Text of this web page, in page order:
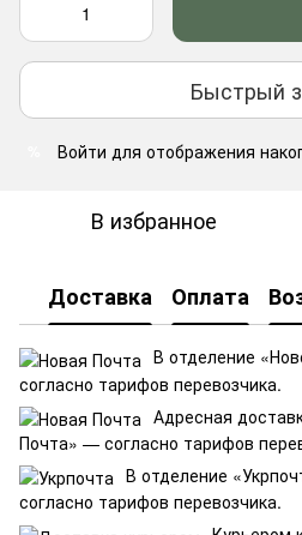
Быстрый
Войти для отображения
В избранное
Доставка Оплата
В отделение
согласно тарифов перевозчика.
Адресная
Почта» — согласно тарифов
В отделение
согласно тарифов перевозчика.